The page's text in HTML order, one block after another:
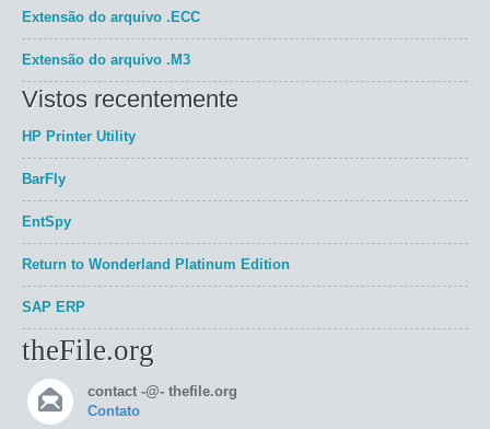
Extensão do arquivo .ECC
Extensão do arquivo .M3
Vistos recentemente
HP Printer Utility
BarFly
EntSpy
Return to Wonderland Platinum Edition
SAP ERP
theFile.org
contact -@- thefile.org
Contato